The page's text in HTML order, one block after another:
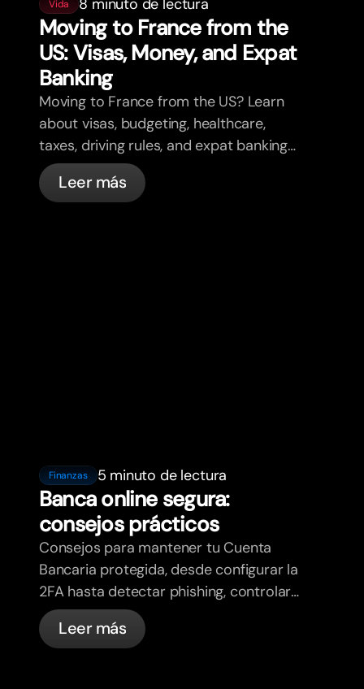
Vida
Moving to France from the
US: Visas, Money, and Expat
Banking
Moving to France from the US? Learn
about visas, budgeting, healthcare,
taxes, driving rules, and expat banking
in France with bunq.
Leer más
Finanzas 5 minuto de lectura
Banca online segura:
consejos prácticos
Consejos para mantener tu Cuenta
Bancaria protegida, desde configurar la
2FA hasta detectar phishing, controlar
tus tarjetas y saber qué cosas
gestiona bunq automáticamente.
Leer más